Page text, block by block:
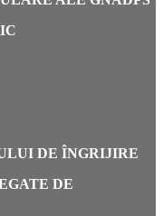
DE ÎNGRIJIRE
DE